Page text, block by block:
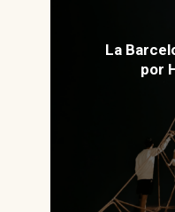
La
por